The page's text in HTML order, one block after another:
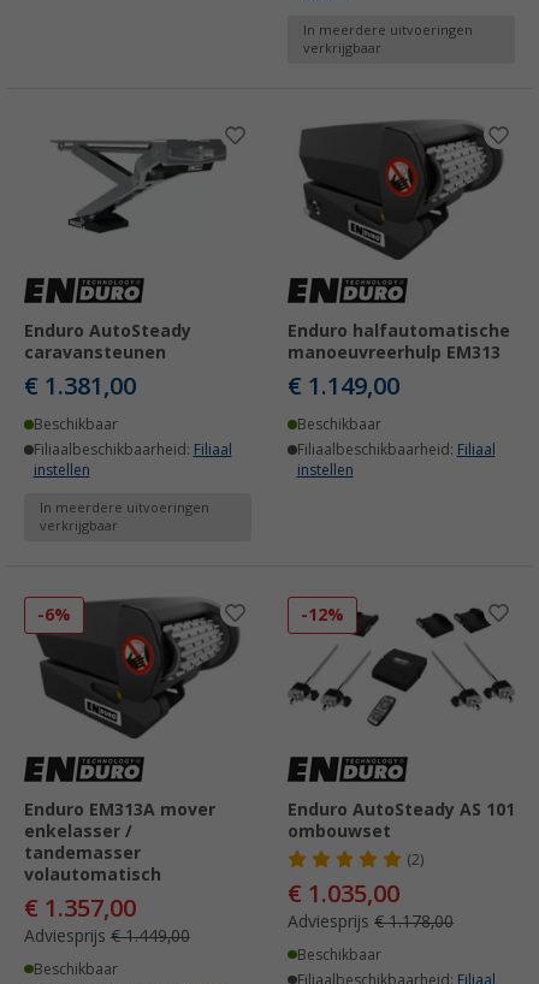
In meerdere uitvoeringen
verkrijgbaar
Enduro AutoSteady
caravansteunen
€ 1.381,00
Beschikbaar
Filiaalbeschikbaarheid: Filiaal
instellen
In meerdere uitvoeringen
verkrijgbaar
Enduro halfautomatische
manoeuvreerhulp EM313
€ 1.149,00
Beschikbaar
Filiaalbeschikbaarheid: Filiaal
instellen
-6%
Enduro EM313A mover
enkelasser /
tandemasser
volautomatisch
€ 1.357,00
Adviesprijs € 1.449,00
Beschikbaar
-12%
Enduro AutoSteady AS 101
ombouwset
(2)
€ 1.035,00
Adviesprijs € 1.178,00
Beschikbaar
Filiaalbeschikbaarheid: Filiaal